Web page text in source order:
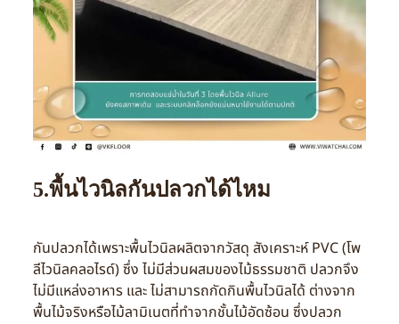
5.พื้นไวนิลกันปลวกได้ไหม
กันปลวกได้เพราะพื้นไวนิลผลิตจากวัสดุ สังเคราะห์ PVC (โพ
ลีไวนิลคลอไรด์) ซึ่ง ไม่มีส่วนผสมของไม้ธรรมชาติ ปลวกจึง
ไม่มีแหล่งอาหาร และ ไม่สามารถกัดกินพื้นไวนิลได้ ต่างจาก
พื้นไม้จริงหรือไม้ลามิเนตที่ทำจากชั้นไม้อัดซ้อน ซึ่งปลวก